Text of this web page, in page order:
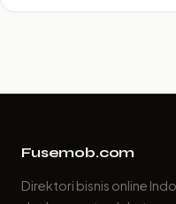
Fusemob.com
Direktori bisnis online